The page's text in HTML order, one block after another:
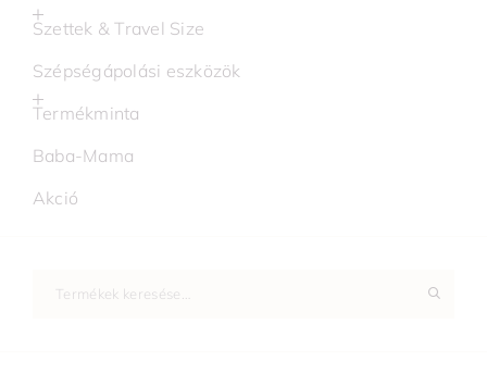
Szettek & Travel Size
Szépségápolási eszközök
Termékminta
Baba-Mama
Akció